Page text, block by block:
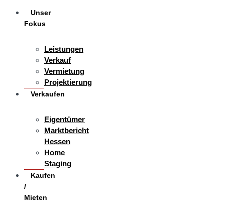
Unser
Fokus
Leistungen
Verkauf
Vermietung
Projektierung
Verkaufen
Eigentümer
Marktbericht
Hessen
Home
Staging
Kaufen
/
Mieten